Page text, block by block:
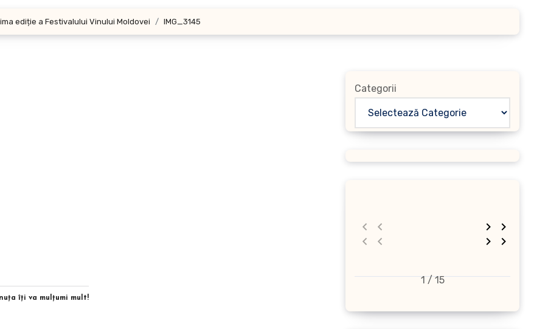
ediție a Festivalului Vinului Moldovei IMG_3145
îţi va mulţumi mult!
Categorii
1 / 15